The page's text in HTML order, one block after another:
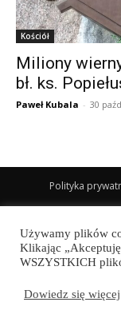
Kościół
Miliony
bł. ks.
Paweł Kubala - 30
Polityka
Używamy plików
Klikając
WSZYSTKICH
Dowiedz się więcej